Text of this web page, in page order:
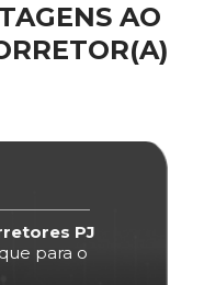
AO
PJ
para o